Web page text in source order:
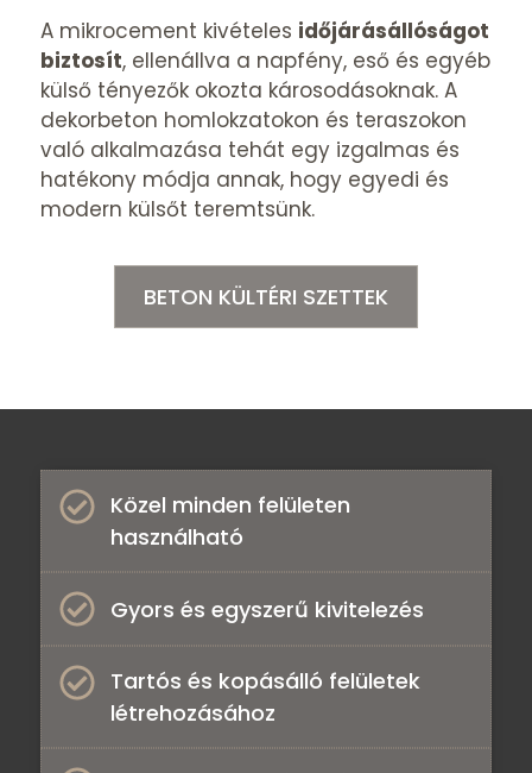
A mikrocement kivételes időjárásállóságot
biztosít, ellenállva a napfény, eső és egyéb
külső tényezők okozta károsodásoknak. A
dekorbeton homlokzatokon és teraszokon
való alkalmazása tehát egy izgalmas és
hatékony módja annak, hogy egyedi és
modern külsőt teremtsünk.
BETON KÜLTÉRI SZETTEK
Közel minden felületen
használható​
Gyors és egyszerű kivitelezés​
Tartós és kopásálló felületek
létrehozásához​